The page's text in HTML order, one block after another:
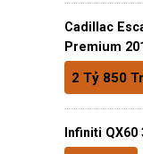
Cadillac
Premium
2 Tỷ 850
Infiniti QX60